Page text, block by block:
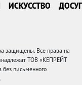
ИСКУССТВО ДОСУГ
защищены. Все права на
ТОВ «КЕПРЕЙТ
письменного